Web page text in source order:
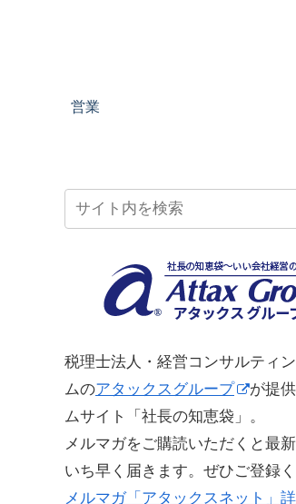
営業
税理士法人・経営コンサルティ
ムのアタックスグループ
が提
ムサイト「社長の知恵袋」。
メルマガをご購読いただくと最
いち早く届きます。ぜひご登録く
メルマガ「アタックスネット」